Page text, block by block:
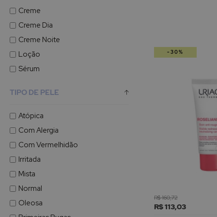
R$ 113,03
R$ 160,72
-30%
Creme
Creme Dia
Creme Noite
Loção
Sérum
TIPO DE PELE
Atópica
Com Alergia
Com Vermelhidão
Irritada
Mista
Normal
Oleosa